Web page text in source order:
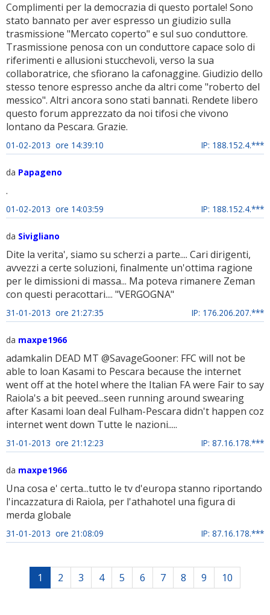
Complimenti per la democrazia di questo portale! Sono
stato bannato per aver espresso un giudizio sulla
trasmissione "Mercato coperto" e sul suo conduttore.
Trasmissione penosa con un conduttore capace solo di
riferimenti e allusioni stucchevoli, verso la sua
collaboratrice, che sfiorano la cafonaggine. Giudizio dello
stesso tenore espresso anche da altri come "roberto del
messico". Altri ancora sono stati bannati. Rendete libero
questo forum apprezzato da noi tifosi che vivono
lontano da Pescara. Grazie.
01-02-2013 ore 14:39:10 IP: 188.152.4.***
da Papageno
.
01-02-2013 ore 14:03:59 IP: 188.152.4.***
da Sivigliano
Dite la verita', siamo su scherzi a parte.... Cari dirigenti,
avvezzi a certe soluzioni, finalmente un'ottima ragione
per le dimissioni di massa... Ma poteva rimanere Zeman
con questi peracottari.... "VERGOGNA"
31-01-2013 ore 21:27:35 IP: 176.206.207.***
da maxpe1966
adamkalin DEAD MT @SavageGooner: FFC will not be
able to loan Kasami to Pescara because the internet
went off at the hotel where the Italian FA were Fair to say
Raiola's a bit peeved...seen running around swearing
after Kasami loan deal Fulham-Pescara didn't happen coz
internet went down Tutte le nazioni.....
31-01-2013 ore 21:12:23 IP: 87.16.178.***
da maxpe1966
Una cosa e' certa...tutto le tv d'europa stanno riportando
l'incazzatura di Raiola, per l'athahotel una figura di
merda globale
31-01-2013 ore 21:08:09 IP: 87.16.178.***
1 2 3 4 5 6 7 8 9 10